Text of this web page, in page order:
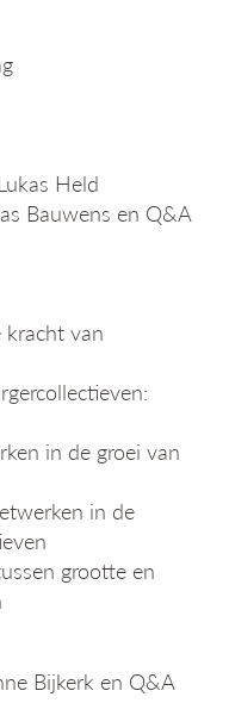
Held
Bauwens en Q&A
kracht van
in de groei van
in de
grootte en
Bijkerk en Q&A